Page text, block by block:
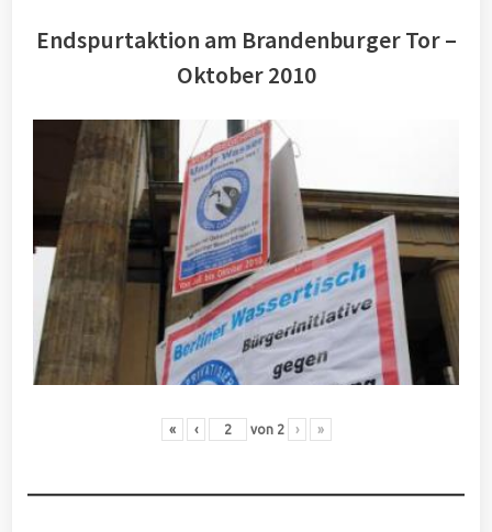
Endspurtaktion am Brandenburger Tor –
Oktober 2010
« ‹ von 2 › »